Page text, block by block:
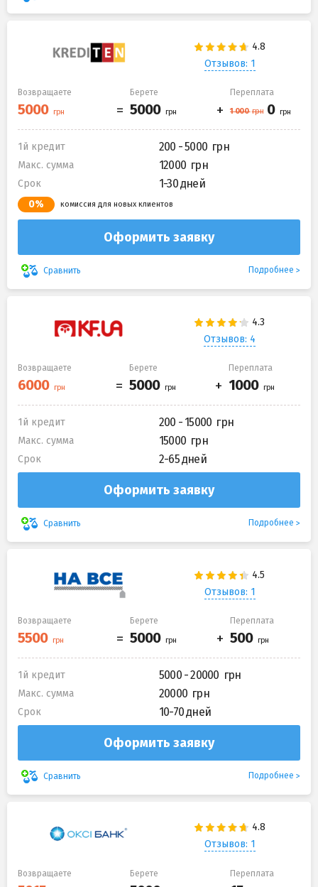
Отзывов: 1
Возвращаете Берете Переплата
1й кредит 200 - 5000
Макс. сумма 12000
Срок 1-30 дней
0% комиссия для новых клиентов
Оформить заявку
Сравнить Подробнее
Отзывов: 4
Возвращаете Берете Переплата
1й кредит 200 - 15000
Макс. сумма 15000
Срок 2-65 дней
Оформить заявку
Сравнить Подробнее
Отзывов: 1
Возвращаете Берете Переплата
1й кредит 5000 - 20000
Макс. сумма 20000
Срок 10-70 дней
Оформить заявку
Сравнить Подробнее
Отзывов: 1
Возвращаете Берете Переплата